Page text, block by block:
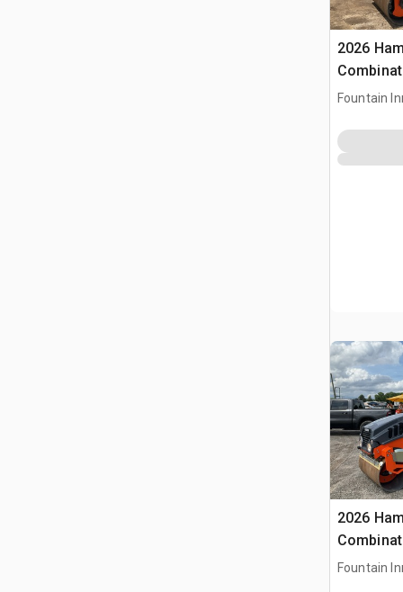
2026
Fountain
2026
Fountain